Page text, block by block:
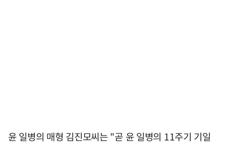
윤 일병의 매형 김진모씨는 "곧 윤 일병의 11주기 기일